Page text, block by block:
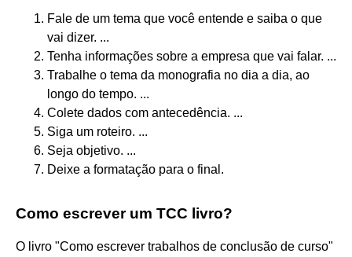
Fale de um tema que você entende e saiba o que
vai dizer. ...
Tenha informações sobre a empresa que vai falar. ...
Trabalhe o tema da monografia no dia a dia, ao
longo do tempo. ...
Colete dados com antecedência. ...
Siga um roteiro. ...
Seja objetivo. ...
Deixe a formatação para o final.
Como escrever um TCC livro?
O livro "Como escrever trabalhos de conclusão de curso"